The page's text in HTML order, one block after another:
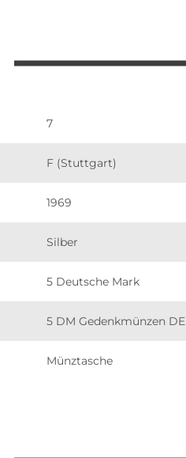
7
F (Stuttgart)
1969
Silber
5 Deutsche Mark
5 DM Gedenkmünzen DE
Münztasche